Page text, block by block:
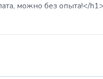
можно без опыта!</